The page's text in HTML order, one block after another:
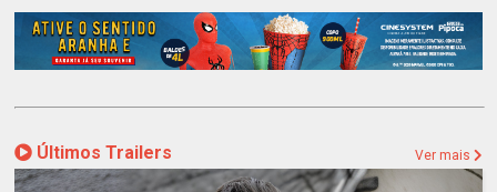
Últimos Trailers Ver mais